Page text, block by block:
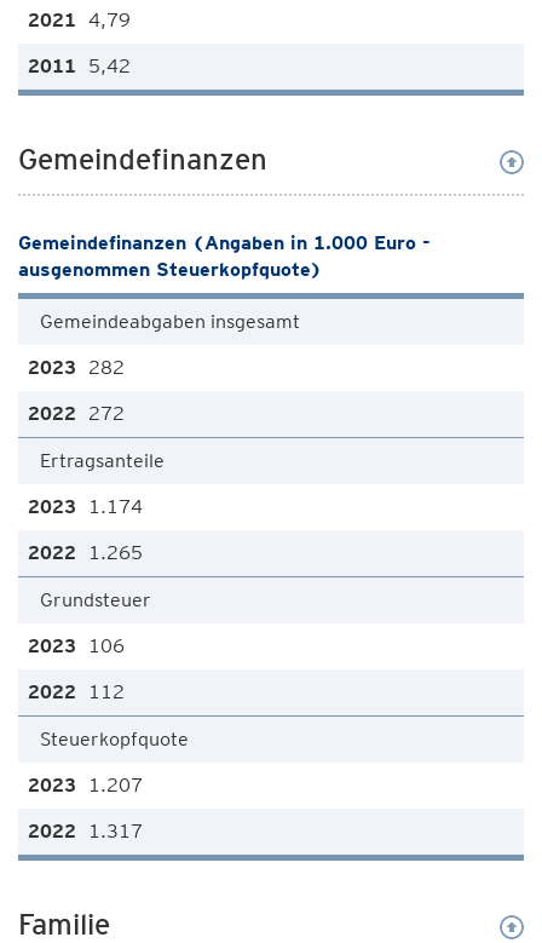
4,79
5,42
Gemeindefinanzen
Gemeindefinanzen (Angaben in 1.000 Euro -
ausgenommen Steuerkopfquote)
Gemeindeabgaben insgesamt
282
272
Ertragsanteile
1.174
1.265
Grundsteuer
106
112
Steuerkopfquote
1.207
1.317
Familie